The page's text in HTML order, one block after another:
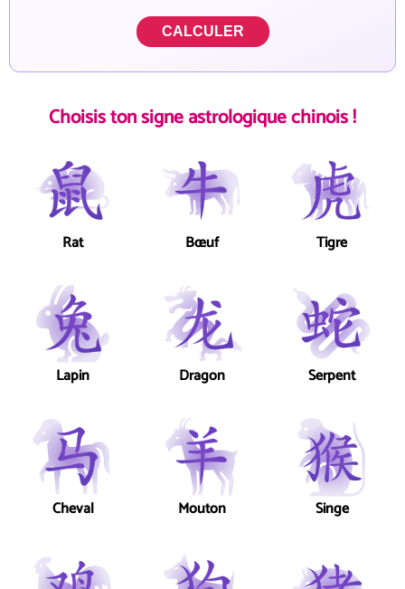
CALCULER
Choisis ton signe astrologique chinois !
Rat Bœuf Tigre
Lapin Dragon Serpent
Cheval Mouton Singe